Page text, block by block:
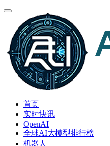
首页
实时快讯
OpenAI
全球AI大模型排行榜
机器人